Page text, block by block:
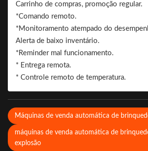
Carrinho de compras, promoção regular.
*Comando remoto.
*Monitoramento atempado do
Alerta de baixo inventário.
*Reminder mal funcionamento.
* Entrega remota.
* Controle remoto de temperatura.
Máquinas de venda automática de
máquinas de venda automática de
explosão